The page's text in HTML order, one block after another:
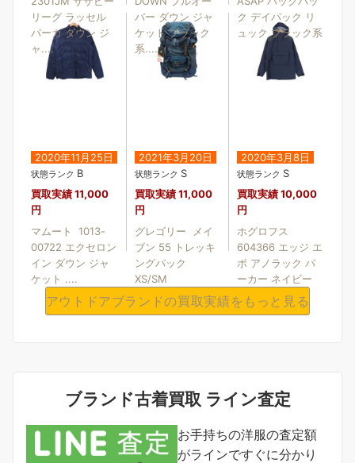
リーグ ラッセル
パーカ ダウン ジ
ャ....
バー ダウン ジャ
ケット ブラック
系....
ク デイパック リ
ュック ブラック系
2020年11月25日
状態ランク B
買取実績11,000
円
マムート 1013-
00722 エクセロン
イン ダウン ジャ
ケット ....
2021年3月20日
状態ランク S
買取実績11,000
円
グレゴリー メイ
ブン 55 トレッキ
ングパック
XS/SM
2020年3月8日
状態ランク S
買取実績10,000
円
ホグロフス
604366 エッジ エ
ボ アノラック パ
ーカー ネイビー
系....
アウトドアブランドの買取実績をもっと見る
ブランド古着買取 ライン査定
お手持ちの洋服の査定額
がラインですぐに分かり